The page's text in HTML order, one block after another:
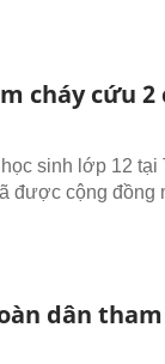
cháy cứu 2
sinh lớp 12 tại
được cộng đồng
dân